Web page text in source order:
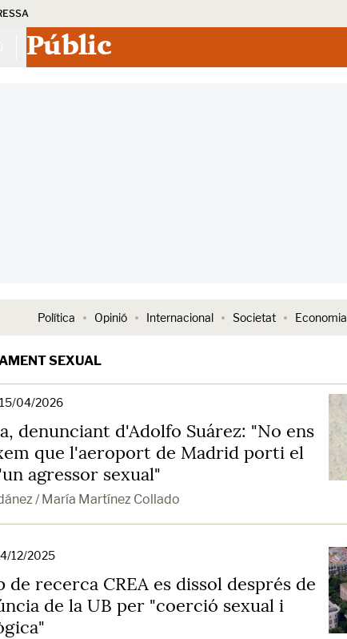
Públic
Política Opinió Internacional Societat Economia
SEXUAL
15/04/2026
denunciant d'Adolfo Suárez: "No ens
que l'aeroport de Madrid porti el
agressor sexual"
/ María Martínez Collado
12/2025
de recerca CREA es dissol després de
de la UB per "coerció sexual i